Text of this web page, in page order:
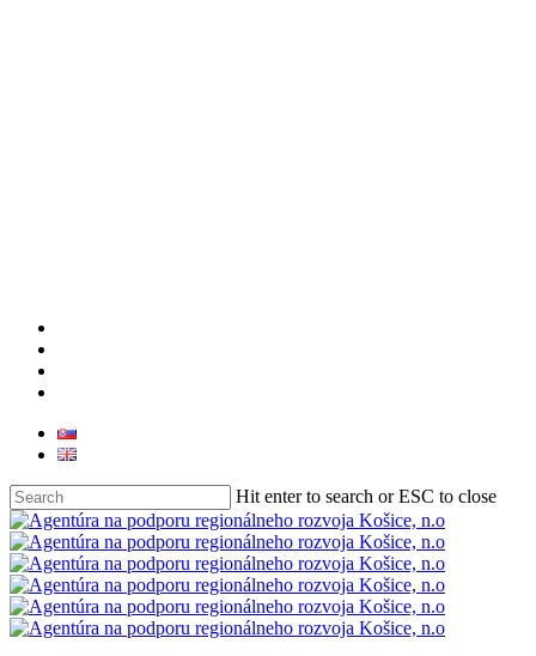
Hit enter to search or ESC to close
Close
Search